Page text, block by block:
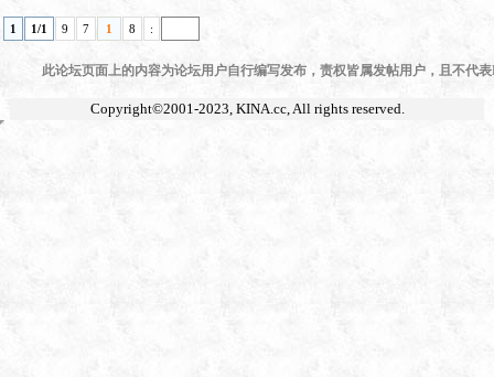
1 1/1 9 7 1 8 :
此论坛页面上的内容为论坛用户自行编写发布，责权皆属发帖用户，且不代
Copyright©2001-2023, KINA.cc, All rights reserved.